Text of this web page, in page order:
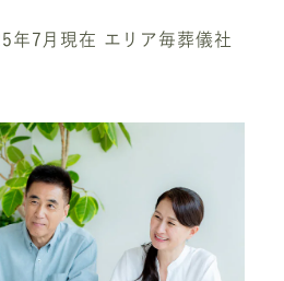
年7月現在 エリア毎葬儀社